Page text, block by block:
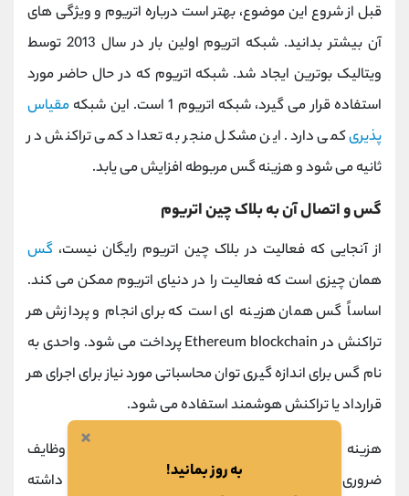
قبل از شروع این موضوع، بهتر است درباره اتریوم و ویژگی های
آن بیشتر بدانید. شبکه اتریوم اولین بار در سال 2013 توسط
ویتالیک بوترین ایجاد شد. شبکه اتریوم که در حال حاضر مورد
استفاده قرار می گیرد، شبکه اتریوم 1 است. این شبکه
مقیاس
پذیریکمی دارد. این مشکل منجر به تعداد کمی تراکنش در
ثانیه می شود و هزینه گس مربوطه افزایش می یابد.
گس و اتصال آن به بلاک چین اتریوم
از آنجایی که فعالیت در بلاک چین اتریوم رایگان نیست، گس
همان چیزی است که فعالیت را در دنیای اتریوم ممکن می کند.
اساساً گس همان هزینه ای است که برای انجام و پردازش هر
تراکنش در Ethereum blockchain پرداخت می شود. واحدی به
نام گس برای اندازه گیری توان محاسباتی مورد نیاز برای اجرای هر
قرارداد یا تراکنش هوشمند استفاده می شود.
هزینه های گس مبلغی است که
برای انجام وظایف
ضروری در
بلاک چین اتریوممی پردازند. همچنین توجه داشته
×
به روز بمانید!